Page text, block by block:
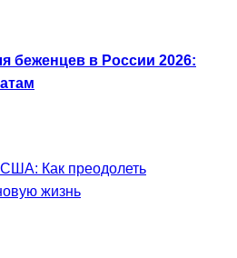
беженцев в России 2026: